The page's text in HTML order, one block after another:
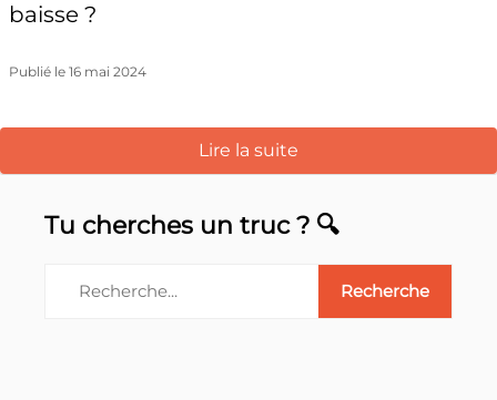
baisse ?
Publié le 16 mai 2024
Lire la suite
Tu cherches un truc ? 🔍